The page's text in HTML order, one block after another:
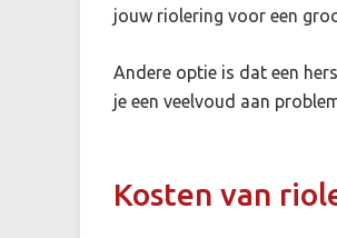
jouw riolering voor een
Andere optie is dat een
je een veelvoud aan
Kosten van